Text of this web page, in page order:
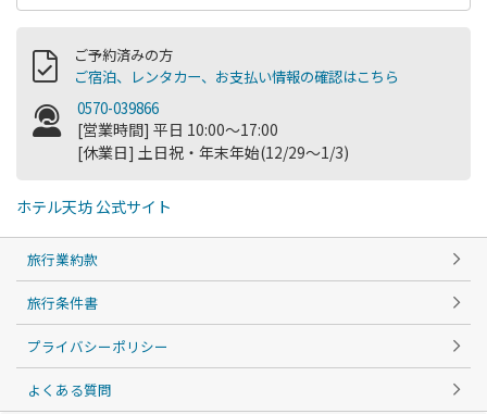
ご予約済みの方
ご宿泊、レンタカー、お支払い情報の確認はこちら
0570-039866
[営業時間] 平日 10:00～17:00
[休業日] 土日祝・年末年始(12/29～1/3)
ホテル天坊 公式サイト
旅行業約款
旅行条件書
プライバシーポリシー
よくある質問